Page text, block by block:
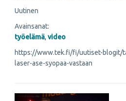
Uutinen
Avainsanat:
työelämä, video
https://www.tek.fi/fi/uutiset-blogit/
laser-ase-syopaa-vastaan